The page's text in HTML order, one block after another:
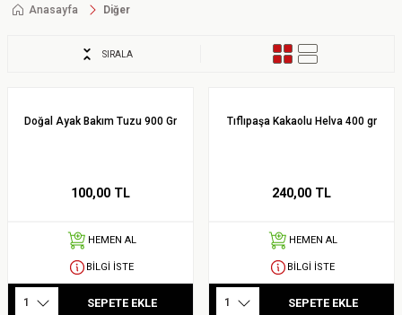
Anasayfa Diğer
SIRALA
Doğal Ayak Bakım Tuzu 900 Gr
100,00 TL
HEMEN AL
BİLGİ İSTE
SEPETE EKLE
Tıflıpaşa Kakaolu Helva 400 gr
240,00 TL
HEMEN AL
BİLGİ İSTE
SEPETE EKLE